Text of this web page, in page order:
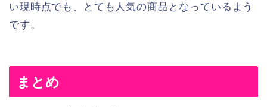
い現時点でも、とても人気の商品となっているよう
です。
まとめ